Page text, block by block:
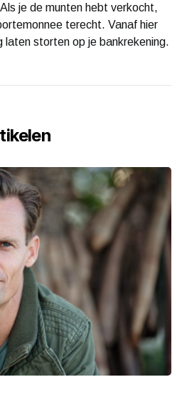
je de munten hebt verkocht,
terecht. Vanaf hier
laten storten op je bankrekening.